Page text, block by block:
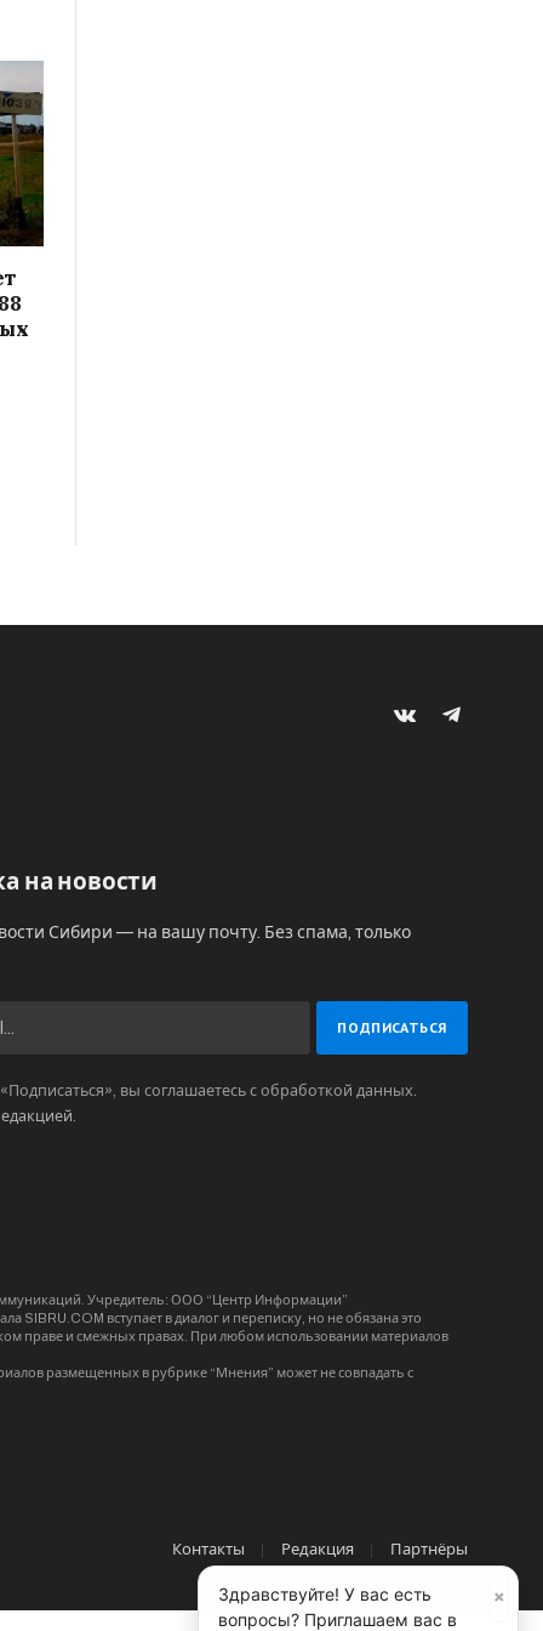
VKontakteTelegram
на новости
Сибири — на вашу почту. Без спама, только
вы соглашаетесь с обработкой данных.
.
Учредитель: ООО “Центр Информации”
SIBRU.COM вступает в диалог и переписку, но не обязана это
праве и смежных правах. При любом использовании материалов
размещенных в рубрике “Мнения” может не совпадать с
Контакты Редакция Партнёры
×
Здравствуйте! У вас есть
вопросы? Приглашаем вас в